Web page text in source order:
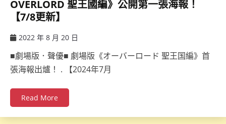
OVERLORD 聖王國編》公開第一張海報！
【7/8更新】
2022 年 8 月 20 日
■劇場版．聲優■ 劇場版《オーバーロード 聖王国編》首
張海報出爐！ . 【2024年7月
Read More